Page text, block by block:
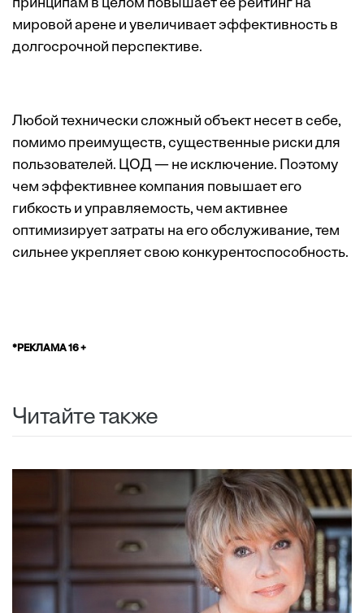
принципам в целом повышает ее рейтинг на
мировой арене и увеличивает эффективность в
долгосрочной перспективе.
Любой технически сложный объект несет в себе,
помимо преимуществ, существенные риски для
пользователей. ЦОД — не исключение. Поэтому
чем эффективнее компания повышает его
гибкость и управляемость, чем активнее
оптимизирует затраты на его обслуживание, тем
сильнее укрепляет свою конкурентоспособность.
*РЕКЛАМА 16 +
Читайте также